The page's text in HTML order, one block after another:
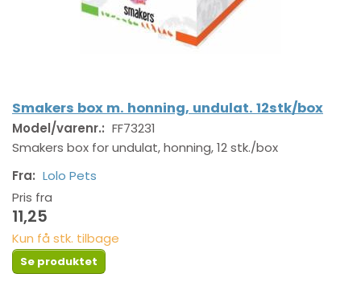
Smakers box m. honning, undulat. 12stk/box
Model/varenr.: FF73231
Smakers box for undulat, honning, 12 stk./box
Fra: Lolo Pets
Pris fra
11,25
Kun få stk. tilbage
Se produktet